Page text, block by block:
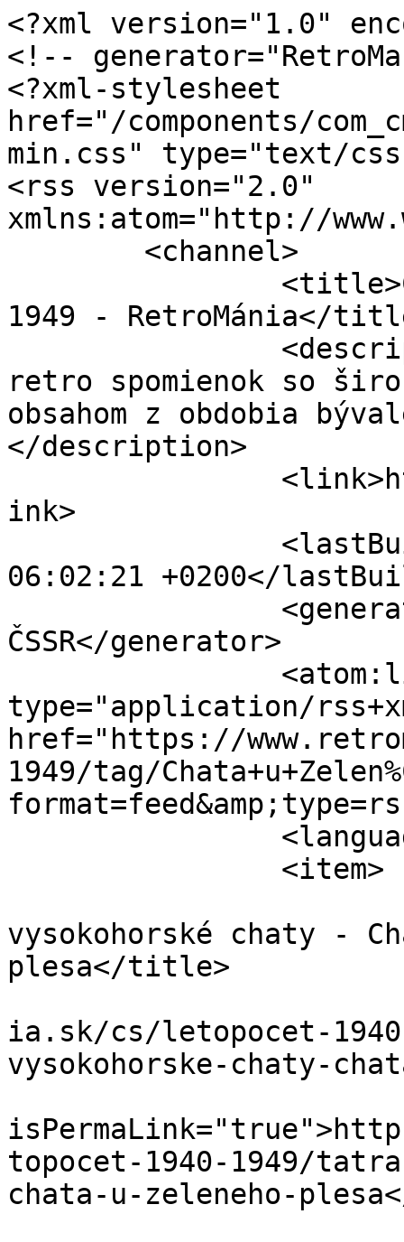
<?xml version="1.0"
<!--
<?xml-stylesheet
href="/components/
min.css" type="text/
<rss version="2.0"
xmlns:atom="http://
1949 - RetroMánia</
retro spomienok so
obsahom z obdobia
</description>
ink>
06:02:21 +0200</
ČSSR</generator>
type="application/
href="https://
1949/tag/
vysokohorské chaty -
plesa</title>
ia.sk/cs/letopocet-
vysokohorske-chaty-
topocet-1940-1949/
chata-u-zeleneho-